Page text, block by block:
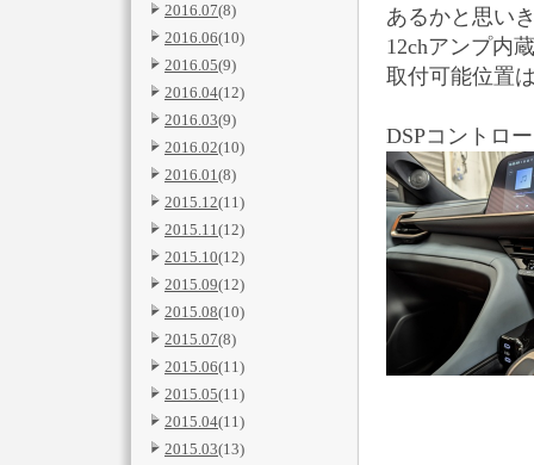
2016.07(8)
2016.06(10)
2016.05(9)
2016.04(12)
2016.03(9)
2016.02(10)
2016.01(8)
2015.12(11)
2015.11(12)
2015.10(12)
2015.09(12)
2015.08(10)
2015.07(8)
2015.06(11)
2015.05(11)
2015.04(11)
2015.03(13)
あるかと思い
12chアンプ内
取付可能位置
DSPコントロ